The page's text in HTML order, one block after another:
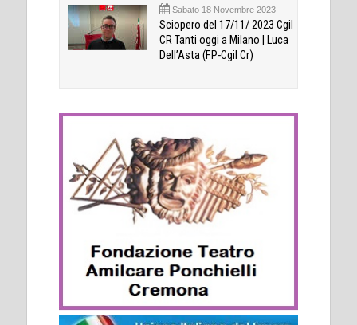
Sabato 18 Novembre 2023
Sciopero del 17/11/ 2023 Cgil
CR Tanti oggi a Milano | Luca
Dell’Asta (FP-Cgil Cr)